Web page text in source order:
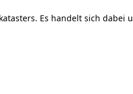
Es handelt sich dabei